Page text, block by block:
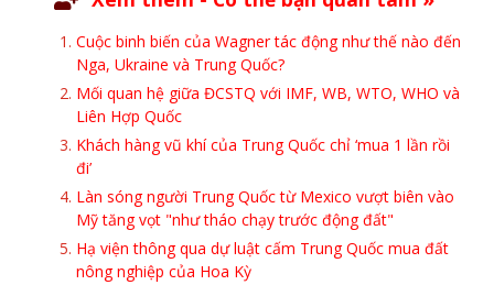
Cuộc binh biến của Wagner tác động như thế nào đến
Nga, Ukraine và Trung Quốc?
Mối quan hệ giữa ĐCSTQ với IMF, WB, WTO, WHO và
Liên Hợp Quốc
Khách hàng vũ khí của Trung Quốc chỉ ‘mua 1 lần rồi
đi’
Làn sóng người Trung Quốc từ Mexico vượt biên vào
Mỹ tăng vọt "như tháo chạy trước động đất"
Hạ viện thông qua dự luật cấm Trung Quốc mua đất
nông nghiệp của Hoa Kỳ